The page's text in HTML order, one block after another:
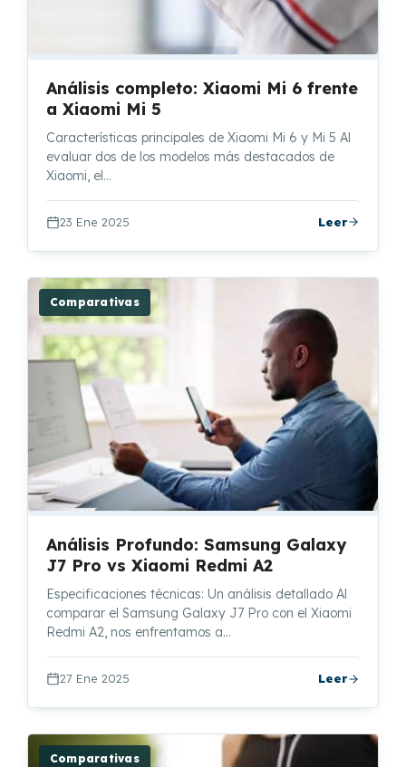
Análisis completo: Xiaomi Mi 6 frente
a Xiaomi Mi 5
Características principales de Xiaomi Mi 6 y Mi 5 Al
evaluar dos de los modelos más destacados de
Xiaomi, el…
23 Ene 2025 Leer
Comparativas
Análisis Profundo: Samsung Galaxy
J7 Pro vs Xiaomi Redmi A2
Especificaciones técnicas: Un análisis detallado Al
comparar el Samsung Galaxy J7 Pro con el Xiaomi
Redmi A2, nos enfrentamos a…
27 Ene 2025 Leer
Comparativas